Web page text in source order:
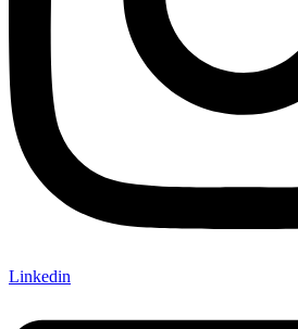
Linkedin